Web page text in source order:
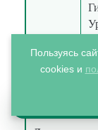
Пользуясь
cookies и